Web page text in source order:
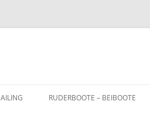
RUDERBOOTE – BEIBOOTE